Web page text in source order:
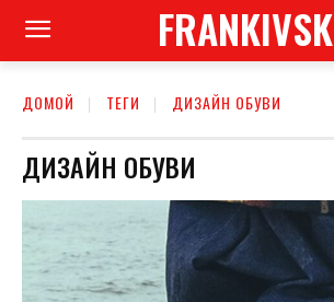
FRANKIVSK
ДОМОЙ ТЕГИ ДИЗАЙН ОБУВИ
ДИЗАЙН ОБУВИ